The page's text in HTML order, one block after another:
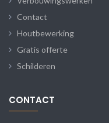
Contact
Houtbewerking
Gratis offerte
Schilderen
CONTACT